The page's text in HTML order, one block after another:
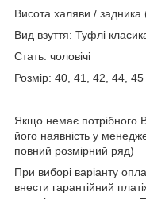
Висота халяви / задника
Вид взуття: Туфлі
Стать: чоловічі
Розмір: 40, 41, 42, 44, 45
Якщо немає потрібного
його наявність у
повний розмірний ряд)
При виборі варіанту
внести гарантійний